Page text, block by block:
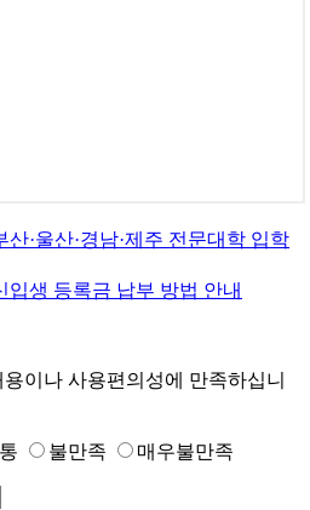
산·울산·경남·제주 전문대학 입학
입생 등록금 납부 방법 안내
이나 사용편의성에 만족하십니
불만족 매우불만족